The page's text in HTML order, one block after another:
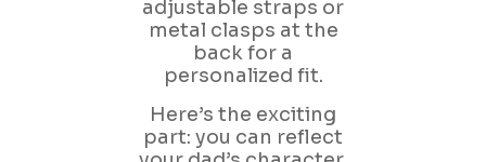
adjustable straps or
metal clasps at the
back for a
personalized fit.
Here’s the exciting
part: you can reflect